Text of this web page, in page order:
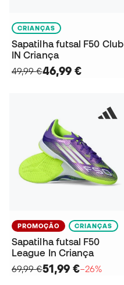
CRIANÇAS
Sapatilha futsal F50 Club
IN Criança
49,99 €46,99 €
PROMOÇÃO CRIANÇAS
Sapatilha futsal F50
League In Criança
69,99 €51,99 €−26%